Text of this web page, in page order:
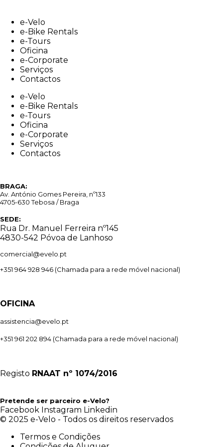
contente-Velo
e-Bike Rentals
e-Tours
Oficina
e-Corporate
Serviços
Contactos
e-Velo
e-Bike Rentals
e-Tours
Oficina
e-Corporate
Serviços
Contactos
BRAGA:
Av. António Gomes Pereira, nº133
4705-630 Tebosa / Braga
SEDE:
Rua Dr. Manuel Ferreira nº145
4830-542 Póvoa de Lanhoso
comercial@evelo.pt
+351 964 928 946 (Chamada para a rede móvel nacional)
OFICINA
assistencia@evelo.pt
+351 961 202 894 (Chamada para a rede móvel nacional)
Registo RNAAT nº 1074/2016
Pretende ser parceiro e-Velo?
Facebook Instagram Linkedin
© 2025 e-Velo - Todos os direitos reservados
Termos e Condições